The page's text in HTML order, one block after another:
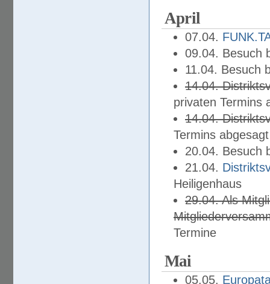
April
07.04.
09.04. Besuch
11.04. Besuch
14.04.
privaten Termins
14.04.
Termins abgesagt
20.04. Besuch
21.04.
Heiligenhaus
29.04. Als
Termine
Mai
05.05.